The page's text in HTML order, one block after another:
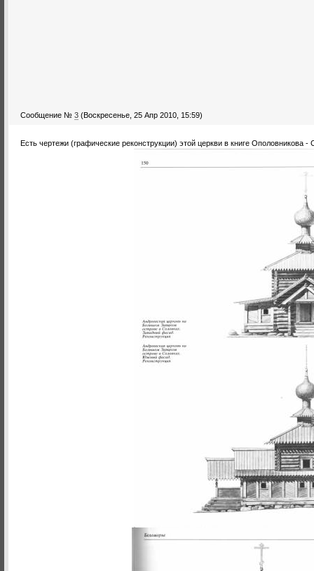
Сообщение № 3 (Воскресенье, 25 Апр 2010, 15:59)
Есть чертежи (графические реконструкции) этой церкви в книге Ополовникова